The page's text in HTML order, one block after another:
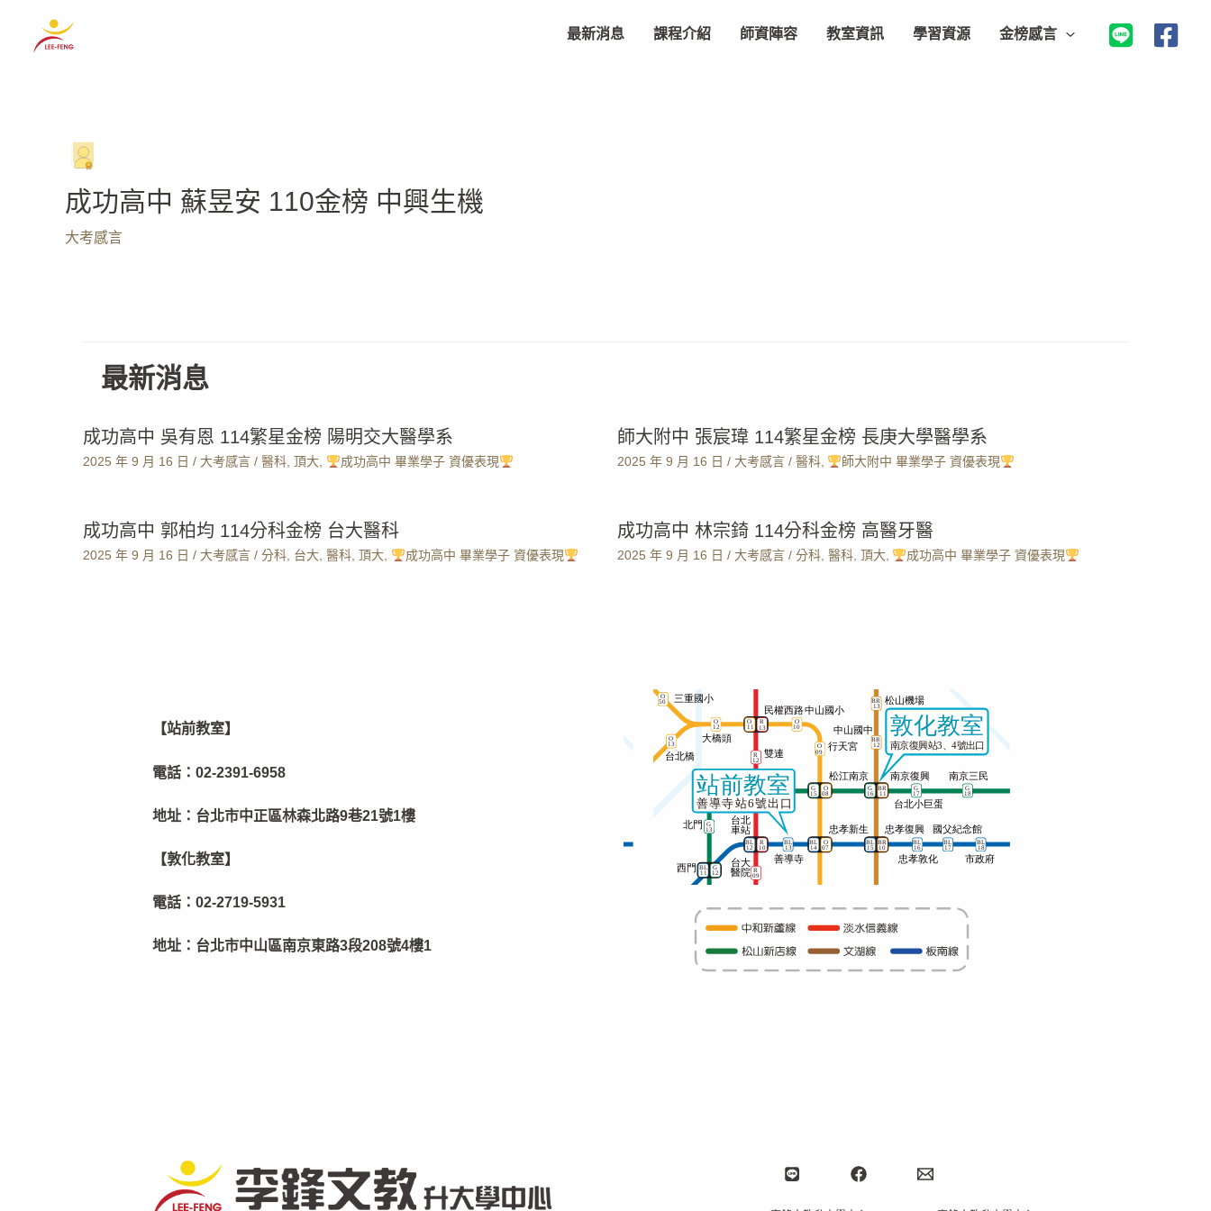
最新消息 課程介紹 師資陣容 教室資訊 學習資源 金榜感言
成功高中 蘇昱安 110金榜 中興生機
大考感言
最新消息
成功高中 吳有恩 114繁星金榜 陽明交大醫學系
2025 年 9 月 16 日 / 大考感言 / 醫科, 頂大, 成功高中 畢業學子 資優表現
師大附中 張宸瑋 114繁星金榜 長庚大學醫學系
2025 年 9 月 16 日 / 大考感言/ 醫科, 師大附中 畢業學子 資優表現
成功高中 郭柏均 114分科金榜 台大醫科
2025 年 9 月 16 日 / 大考感言 / 分科, 台大, 醫科, 頂大, 成功高中 畢業學子 資優表現
成功高中 林宗錡 114分科金榜 高醫牙醫
2025 年 9 月 16 日 / 大考感言/ 分科, 醫科, 頂大, 成功高中 畢業學子 資優表現
【站前教室】
電話：02-2391-6958
地址： 台北市中正區林森北路9巷21號1樓
【敦化教室】
電話：02-2719-5931
地址： 台北市中山區南京東路3段208號4樓1